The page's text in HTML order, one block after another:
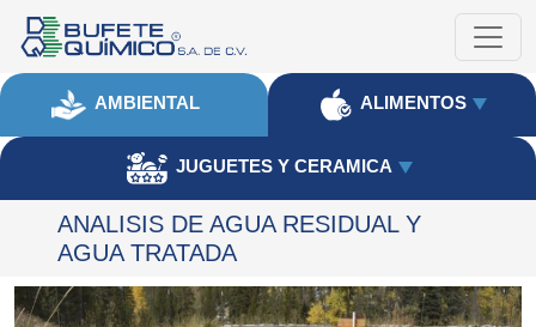
AMBIENTAL ALIMENTOS
JUGUETES Y CERAMICA
ANALISIS DE AGUA RESIDUAL Y
AGUA TRATADA